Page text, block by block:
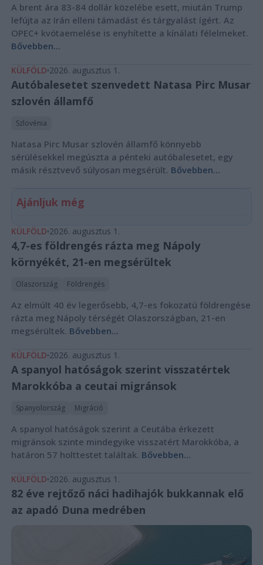
A brent ára 83-84 dollár közelébe esett, miután Trump
lefújta az Irán elleni támadást és tárgyalást ígért. Az
OPEC+ kvótaemelése is enyhítette a kínálati félelmeket.
Bővebben...
KÜLFÖLD 2026. augusztus 1.
Autóbalesetet szenvedett Natasa Pirc Musar
szlovén államfő
Szlovénia
Natasa Pirc Musar szlovén államfő könnyebb
sérülésekkel megúszta a pénteki autóbalesetet, egy
másik résztvevő súlyosan megsérült. Bővebben...
Ajánljuk még
KÜLFÖLD 2026. augusztus 1.
4,7-es földrengés rázta meg Nápoly
környékét, 21-en megsérültek
Olaszország Földrengés
Az elmúlt 40 év legerősebb, 4,7-es fokozatú földrengése
rázta meg Nápoly térségét Olaszországban, 21-en
megsérültek. Bővebben...
KÜLFÖLD 2026. augusztus 1.
A spanyol hatóságok szerint visszatértek
Marokkóba a ceutai migránsok
Spanyolország Migráció
A spanyol hatóságok szerint a Ceutába érkezett
migránsok szinte mindegyike visszatért Marokkóba, a
határon 57 holttestet találtak. Bővebben...
KÜLFÖLD 2026. augusztus 1.
82 éve rejtőző náci hadihajók bukkannak elő
az apadó Duna medrében